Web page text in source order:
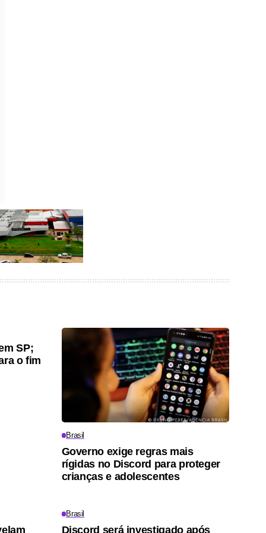
SP;
o fim
Brasil
Governo exige regras mais
rígidas no Discord para proteger
crianças e adolescentes
Brasil
Discord será investigado após